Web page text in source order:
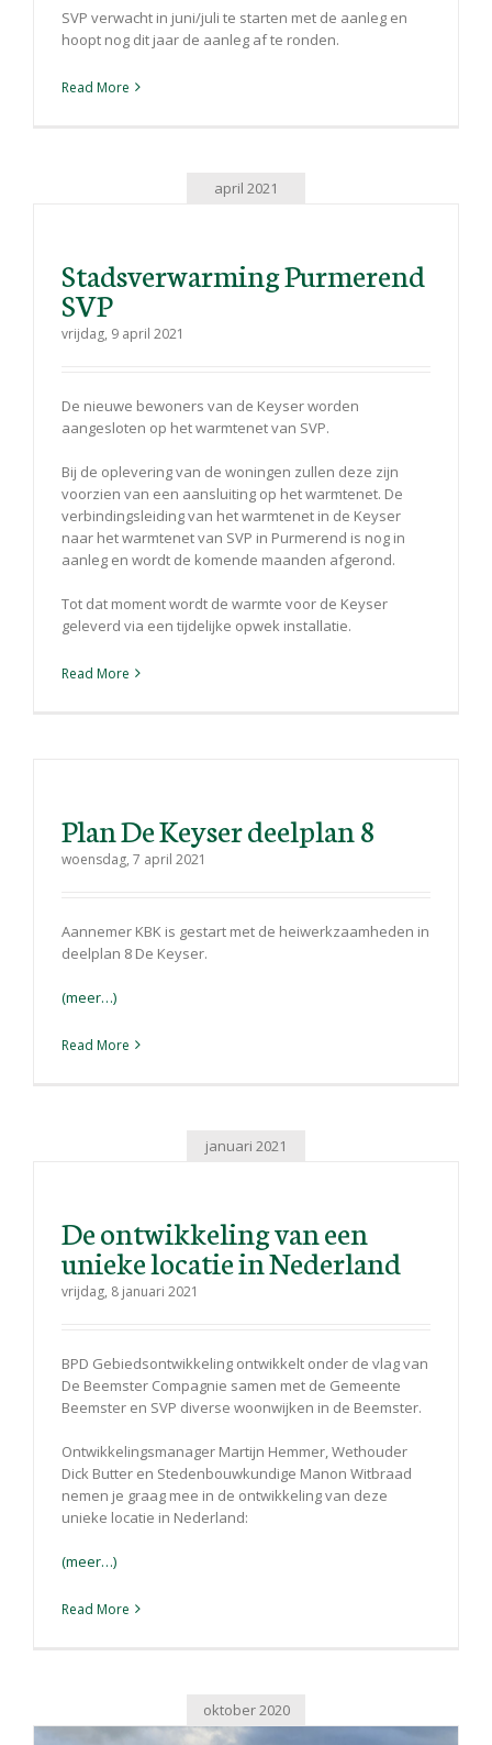
SVP verwacht in juni/juli te starten met de aanleg en
hoopt nog dit jaar de aanleg af te ronden.
Read More
april 2021
Stadsverwarming Purmerend
SVP
vrijdag, 9 april 2021
De nieuwe bewoners van de Keyser worden
aangesloten op het warmtenet van SVP.
Bij de oplevering van de woningen zullen deze zijn
voorzien van een aansluiting op het warmtenet. De
verbindingsleiding van het warmtenet in de Keyser
naar het warmtenet van SVP in Purmerend is nog in
aanleg en wordt de komende maanden afgerond.
Tot dat moment wordt de warmte voor de Keyser
geleverd via een tijdelijke opwek installatie.
Read More
Plan De Keyser deelplan 8
woensdag, 7 april 2021
Aannemer KBK is gestart met de heiwerkzaamheden in
deelplan 8 De Keyser.
(meer…)
Read More
januari 2021
De ontwikkeling van een
unieke locatie in Nederland
vrijdag, 8 januari 2021
BPD Gebiedsontwikkeling ontwikkelt onder de vlag van
De Beemster Compagnie samen met de Gemeente
Beemster en SVP diverse woonwijken in de Beemster.
Ontwikkelingsmanager Martijn Hemmer, Wethouder
Dick Butter en Stedenbouwkundige Manon Witbraad
nemen je graag mee in de ontwikkeling van deze
unieke locatie in Nederland:
(meer…)
Read More
oktober 2020